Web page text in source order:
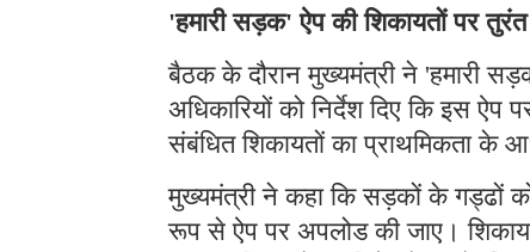
'हमारी सड़क' ऐप की शिकायतों पर तुरंत
बैठक के दौरान मुख्यमंत्री ने 'हमारी
अधिकारियों को निर्देश दिए कि इस ऐप
संबंधित शिकायतों का प्राथमिकता के
मुख्यमंत्री ने कहा कि सड़कों के गड्ढों को
रूप से ऐप पर अपलोड की जाए।